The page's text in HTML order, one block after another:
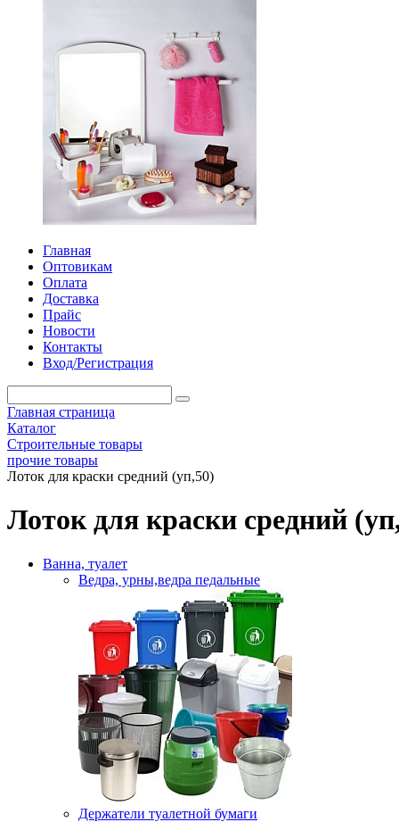
Главная
Оптовикам
Оплата
Доставка
Прайс
Новости
Контакты
Вход/Регистрация
Главная страница
Каталог
Строительные товары
прочие товары
Лоток для краски средний (уп,50)
Лоток для краски средний
Ванна, туалет
Ведра, урны,ведра педальные
Держатели туалетной бумаги